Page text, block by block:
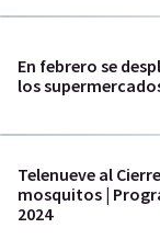
En febrero se
los
Telenueve al
mosquitos |
2024